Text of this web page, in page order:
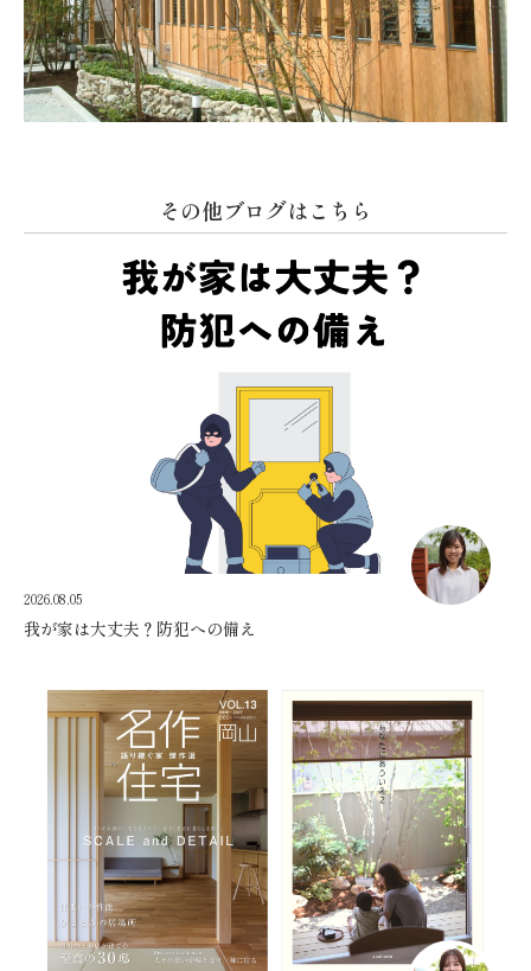
その他ブログはこちら
2026.08.05
我が家は大丈夫？防犯への備え